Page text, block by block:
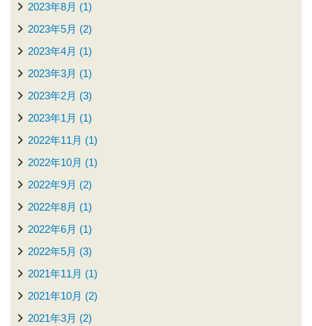
2023年8月 (1)
2023年5月 (2)
2023年4月 (1)
2023年3月 (1)
2023年2月 (3)
2023年1月 (1)
2022年11月 (1)
2022年10月 (1)
2022年9月 (2)
2022年8月 (1)
2022年6月 (1)
2022年5月 (3)
2021年11月 (1)
2021年10月 (2)
2021年3月 (2)